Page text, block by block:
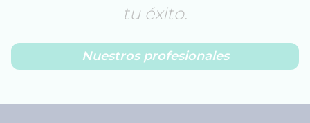
tu éxito.
Nuestros profesionales